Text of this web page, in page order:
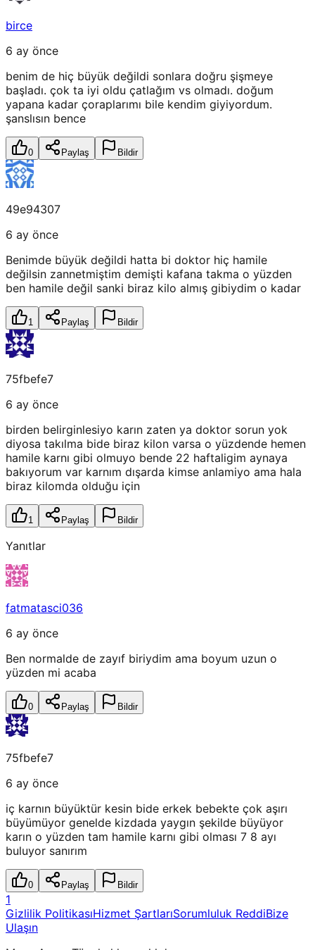
birce
6 ay önce
benim de hiç büyük değildi sonlara doğru şişmeye
başladı. çok ta iyi oldu çatlağım vs olmadı. doğum
yapana kadar çoraplarımı bile kendim giyiyordum.
şanslısın bence
0 Paylaş Bildir
49e94307
6 ay önce
Benimde büyük değildi hatta bi doktor hiç hamile
değilsin zannetmiştim demişti kafana takma o yüzden
ben hamile değil sanki biraz kilo almış gibiydim o kadar
1 Paylaş Bildir
75fbefe7
6 ay önce
birden belirginlesiyo karın zaten ya doktor sorun yok
diyosa takılma bide biraz kilon varsa o yüzdende hemen
hamile karnı gibi olmuyo bende 22 haftaligim aynaya
bakıyorum var karnım dışarda kimse anlamiyo ama hala
biraz kilomda olduğu için
1 Paylaş Bildir
Yanıtlar
fatmatasci036
6 ay önce
Ben normalde de zayıf biriydim ama boyum uzun o
yüzden mi acaba
0 Paylaş Bildir
75fbefe7
6 ay önce
iç karnın büyüktür kesin bide erkek bebekte çok aşırı
büyümüyor genelde kizdada yaygın şekilde büyüyor
karın o yüzden tam hamile karnı gibi olması 7 8 ayı
buluyor sanırım
0 Paylaş Bildir
1
Gizlilik PolitikasıHizmet ŞartlarıSorumluluk ReddiBize
Ulaşın